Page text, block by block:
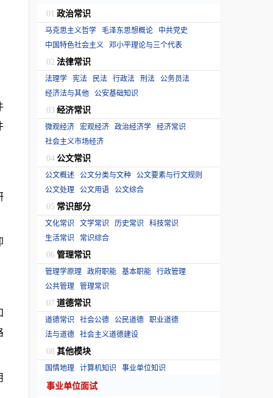
01 政治常识
马克思主义哲学 毛泽东思想概论 中共党史
中国特色社会主义 邓小平理论与三个代表
02 法律常识
法理学 宪法 民法 行政法 刑法 公务员法
经济法与其他 公安基础知识
03 经济常识
微观经济 宏观经济 政治经济学 经济常识
社会主义市场经济
04 公文常识
公文概述 公文分类与文种 公文要素与行文规则
公文处理 公文用语 公文综合
05 常识部分
文化常识 文学常识 历史常识 科技常识
生活常识
常识综合
06 管理常识
管理学原理 政府职能 基本职能 行政管理
公共管理 管理常识
07 道德常识
道德常识 社会公德 公民道德 职业道德
法与道德 社会主义道德建设
08 其他模块
国情地理 计算机知识 事业单位知识
事业单位面试